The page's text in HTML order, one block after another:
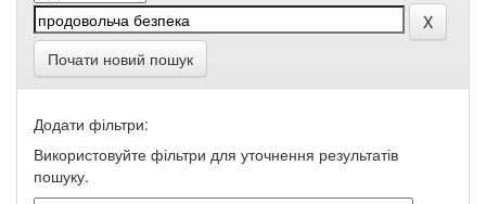
Почати новий пошук
Додати фільтри:
Використовуйте фільтри для уточнення результатів
пошуку.